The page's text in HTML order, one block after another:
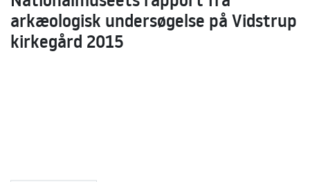
arkæologisk undersøgelse på Vidstrup
kirkegård 2015